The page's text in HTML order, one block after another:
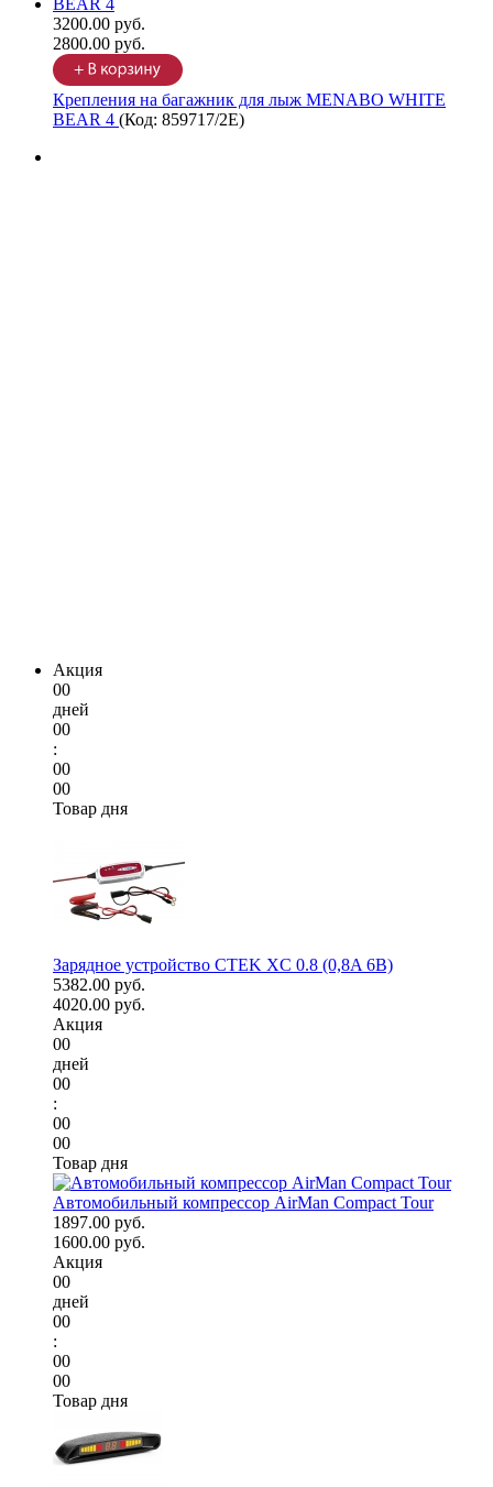
3200.00 руб.
2800.00 руб.
Крепления на багажник для лыж MENABO WHITE
BEAR 4 (Код: 859717/2Е)
Акция
00
дней
00
:
00
00
Товар дня
Зарядное устройство CTEK XC 0.8 (0,8A 6В)
5382.00 руб.
4020.00 руб.
Акция
00
дней
00
:
00
00
Товар дня
Автомобильный компрессор AirMan Compact Tour
1897.00 руб.
1600.00 руб.
Акция
00
дней
00
:
00
00
Товар дня